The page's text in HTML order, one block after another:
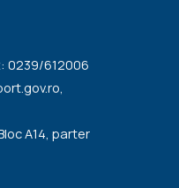
0239/612006
A14, parter